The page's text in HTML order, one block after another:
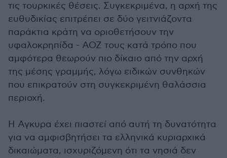
τις τουρκικές θέσεις. Συγκεκριμένα, η αρχή της
ευθυδικίας επιτρέπει σε δύο γειτνιάζοντα
παράκτια κράτη να οριοθετήσουν την
υφαλοκρηπίδα - ΑΟΖ τους κατά τρόπο που
αμφότερα θεωρούν πιο δίκαιο από την αρχή
της μέσης γραμμής, λόγω ειδικών συνθηκών
που επικρατούν στη συγκεκριμένη θαλάσσια
περιοχή.
Η Αγκυρα έχει πιαστεί από αυτή τη δυνατότητα
για να αμφισβητήσει τα ελληνικά κυριαρχικά
δικαιώματα, ισχυριζόμενη ότι τα νησιά δεν